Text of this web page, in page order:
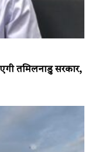
तमिलनाडु सरकार,